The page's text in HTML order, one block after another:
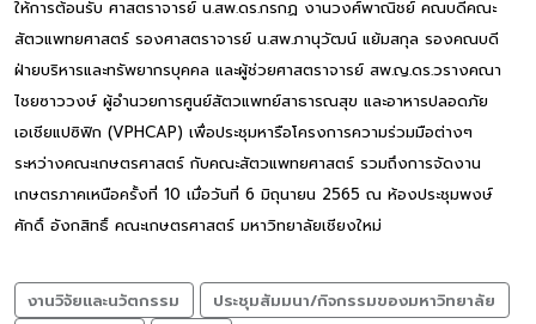
ให้การต้อนรับ ศาสตราจารย์ น.สพ.ดร.กรกฏ งานวงศ์พาณิชย์ คณบดีคณะ
สัตวแพทยศาสตร์ รองศาสตราจารย์ น.สพ.ภานุวัฒน์ แย้มสกุล รองคณบดี
ฝ่ายบริหารและทรัพยากรบุคคล และผู้ช่วยศาสตราจารย์ สพ.ญ.ดร.วรางคณา
ไชยซาววงษ์ ผู้อำนวยการศูนย์สัตวแพทย์สาธารณสุข และอาหารปลอดภัย
เอเชียแปซิฟิก (VPHCAP) เพื่อประชุมหารือโครงการความร่วมมือต่างๆ
ระหว่างคณะเกษตรศาสตร์ กับคณะสัตวแพทยศาสตร์ รวมถึงการจัดงาน
เกษตรภาคเหนือครั้งที่ 10 เมื่อวันที่ 6 มิถุนายน 2565 ณ ห้องประชุมพงษ์
ศักดิ์ อังกสิทธิ์ คณะเกษตรศาสตร์ มหาวิทยาลัยเชียงใหม่
งานวิจัยและนวัตกรรม
ประชุมสัมมนา/กิจกรรมของมหาวิทยาลัย